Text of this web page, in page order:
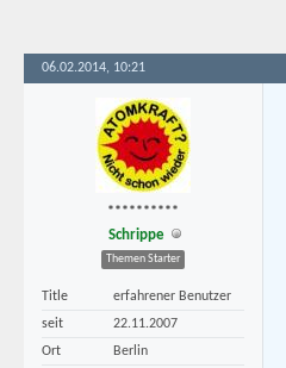
06.02.2014, 10:21
**********
Schrippe
Themen Starter
Title
erfahrener Benutzer
seit
22.11.2007
Ort
Berlin